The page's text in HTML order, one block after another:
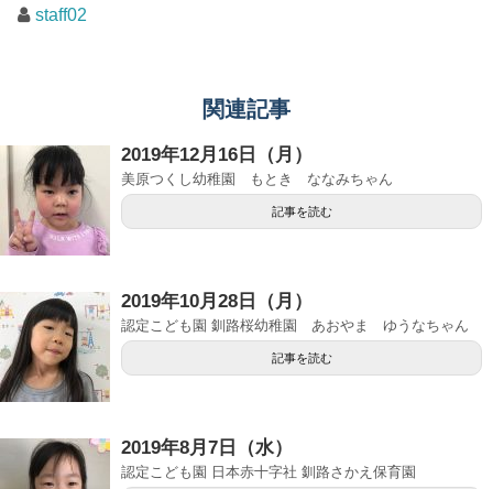
staff02
関連記事
2019年12月16日（月）
美原つくし幼稚園 もとき ななみちゃん
記事を読む
2019年10月28日（月）
認定こども園 釧路桜幼稚園 あおやま ゆうなちゃん
記事を読む
2019年8月7日（水）
認定こども園 日本赤十字社 釧路さかえ保育園